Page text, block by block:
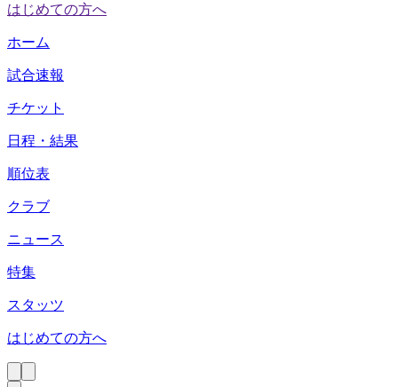
はじめての方へ
ホーム
試合速報
チケット
日程・結果
順位表
クラブ
ニュース
特集
スタッツ
はじめての方へ